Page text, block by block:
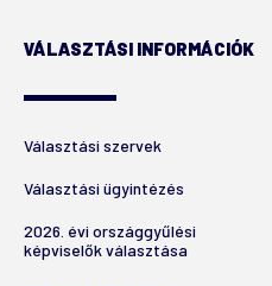
VÁLASZTÁSI INFORMÁCIÓK
Választási szervek
Választási ügyintézés
2026. évi országgyűlési
képviselők választása